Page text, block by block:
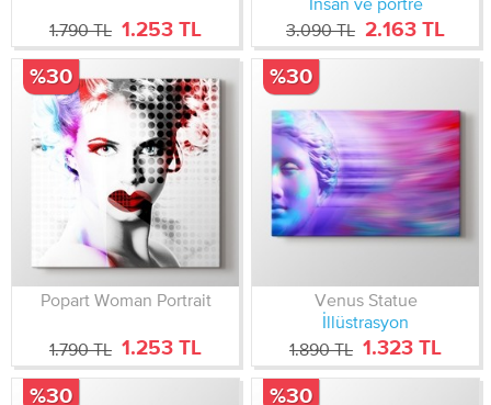
1.790 TL 1.253 TL
3.090 TL 2.163 TL
Popart Woman Portrait
1.790 TL 1.253 TL
%30
Venus Statue
İllüstrasyon
1.890 TL 1.323 TL
%30
%30 %30